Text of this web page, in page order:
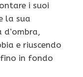
i suoi
la sua
e riuscendo
fino in fondo